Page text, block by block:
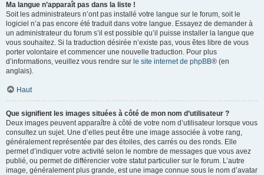
Ma langue n’apparaît pas dans la liste !
Soit les administrateurs n’ont pas installé votre langue sur le forum, soit le
logiciel n’a pas encore été traduit dans votre langue. Essayez de demander à
un administrateur du forum s’il est possible qu’il puisse installer la langue que
vous souhaitez. Si la traduction désirée n’existe pas, vous êtes libre de vous
porter volontaire et commencer une nouvelle traduction. Pour plus
d’informations, veuillez vous rendre sur le site internet de phpBB® (en
anglais).
Haut
Que signifient les images situées à côté de mon nom d’utilisateur ?
Deux images peuvent apparaître à côté de votre nom d’utilisateur lorsque vous
consultez un sujet. Une d’elles peut être une image associée à votre rang,
généralement représentée par des étoiles, des carrés ou des ronds. Elle
permet d’indiquer votre activité selon le nombre de messages que vous avez
publié, ou permet de différencier votre statut particulier sur le forum. L’autre
image, généralement plus grande, est une image connue sous le nom d’avatar